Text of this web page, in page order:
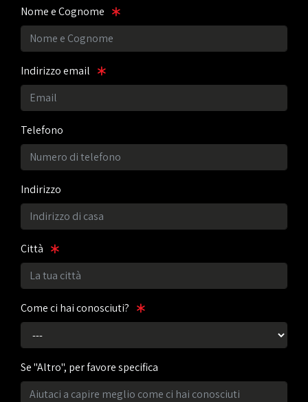
Nome e Cognome
Indirizzo email
Telefono
Indirizzo
Città
Come ci hai conosciuti?
Se "Altro", per favore specifica